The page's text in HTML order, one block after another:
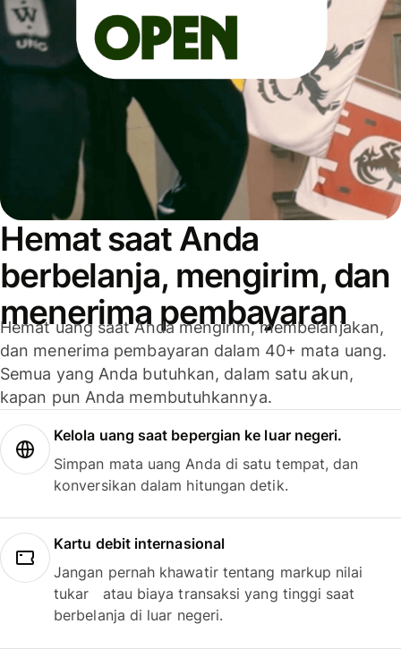
Hemat saat Anda
berbelanja, mengirim, dan
menerima pembayaran
Hemat uang saat Anda mengirim, membelanjakan,
dan menerima pembayaran dalam 40+ mata uang.
Semua yang Anda butuhkan, dalam satu akun,
kapan pun Anda membutuhkannya.
Kelola uang saat bepergian ke luar negeri.
Simpan mata uang Anda di satu tempat, dan
konversikan dalam hitungan detik.
Kartu debit internasional
Jangan pernah khawatir tentang markup nilai
tukar atau biaya transaksi yang tinggi saat
berbelanja di luar negeri.